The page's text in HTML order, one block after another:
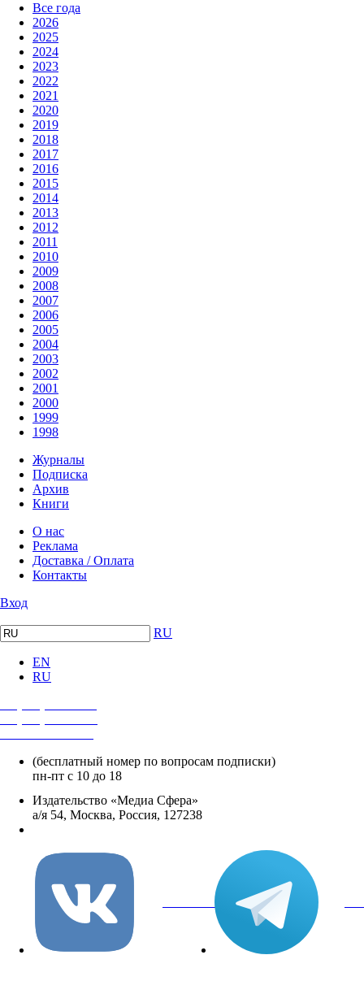
Все года
2026
2025
2024
2023
2022
2021
2020
2019
2018
2017
2016
2015
2014
2013
2012
2011
2010
2009
2008
2007
2006
2005
2004
2003
2002
2001
2000
1999
1998
Журналы
Подписка
Архив
Книги
О нас
Реклама
Доставка / Оплата
Контакты
Вход
RU
EN
RU
(бесплатный номер по вопросам подписки)
пн-пт с 10 до 18
Издательство «Медиа Сфера»
а/я 54, Москва, Россия, 127238
вКонтакте